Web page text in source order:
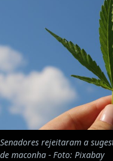
Senadores rejeitaram a
de maconha - Foto: Pixabay